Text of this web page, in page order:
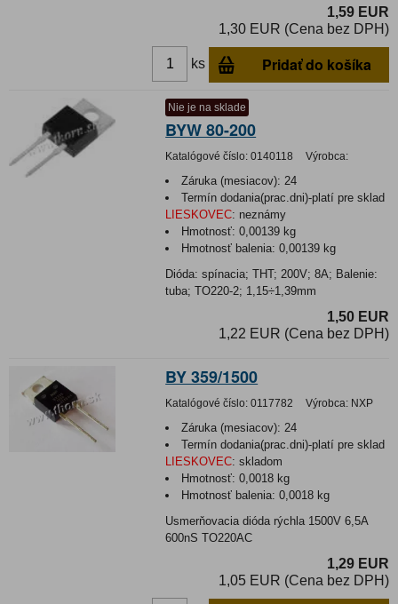
1,59 EUR
1,30 EUR (Cena bez DPH)
ks Pridať do košíka
Nie je na sklade
BYW 80-200
Katalógové číslo: 0140118 Výrobca:
Záruka (mesiacov): 24
Termín dodania(prac.dni)-platí pre sklad
LIESKOVEC: neznámy
Hmotnosť:0,00139 kg
Hmotnosť balenia:0,00139 kg
Dióda: spínacia; THT; 200V; 8A; Balenie:
tuba; TO220-2; 1,15÷1,39mm
1,50 EUR
1,22 EUR (Cena bez DPH)
BY 359/1500
Katalógové číslo: 0117782 Výrobca: NXP
Záruka (mesiacov): 24
Termín dodania(prac.dni)-platí pre sklad
LIESKOVEC: skladom
Hmotnosť:0,0018 kg
Hmotnosť balenia:0,0018 kg
Usmerňovacia dióda rýchla 1500V 6,5A
600nS TO220AC
1,29 EUR
1,05 EUR (Cena bez DPH)